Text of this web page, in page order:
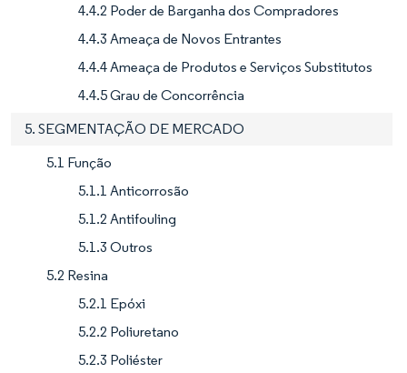
4.4.2 Poder de Barganha dos Compradores
4.4.3 Ameaça de Novos Entrantes
4.4.4 Ameaça de Produtos e Serviços Substitutos
4.4.5 Grau de Concorrência
5. SEGMENTAÇÃO DE MERCADO
5.1 Função
5.1.1 Anticorrosão
5.1.2 Antifouling
5.1.3 Outros
5.2 Resina
5.2.1 Epóxi
5.2.2 Poliuretano
5.2.3 Poliéster